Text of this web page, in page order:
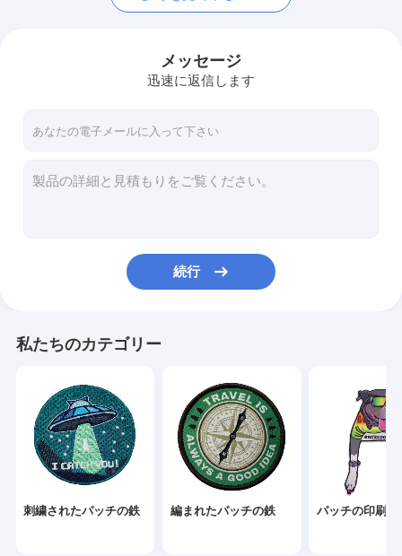
刺繍されたパッチの鉄
パッチの印刷された鉄
注文の刺繍されたパッチ
染料の昇華パッチ
編まれたキー ホルダー
ポリ塩化ビニールのキー ホルダー
織物の札のラベル
ポリ塩化ビニールのゴム製 パッチ
メッセージ
迅速に返信します
続行
私たちのカテゴリー
刺繍されたパッチの鉄 編まれたパッチの鉄 パッチの印刷さ